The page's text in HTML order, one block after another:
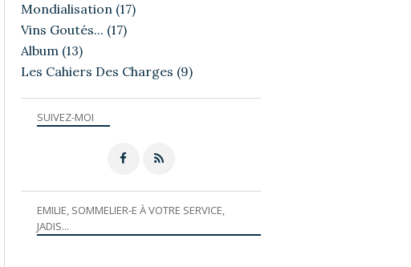
JEUX ET QUIZZS
SUIVEZ-MOI
Mondialisation (17)
Vins Goutés... (17)
Album (13)
Les Cahiers Des Charges (9)
EMILIE, SOMMELIER-E À VOTRE SERVICE,
JADIS...